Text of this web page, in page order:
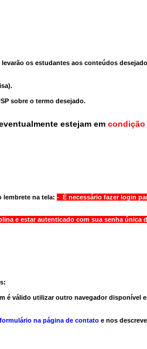
os estudantes aos conteúdos
sobre o termo desejado.
estejam em condição
lembrete na tela: - É necessário fazer login
e estar autenticado com sua senha única
é válido utilizar outro navegadordisponível
formulário na página de contato e nos